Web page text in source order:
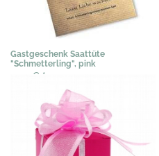
Gastgeschenk Saattüte
"Schmetterling", pink
3,07 € *